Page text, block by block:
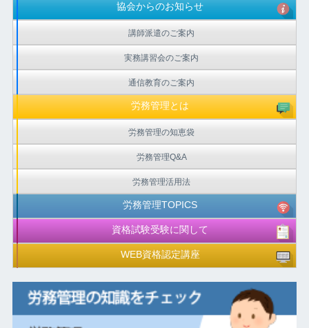
協会からのお知らせ
講師派遣のご案内
実務講習会のご案内
通信教育のご案内
労務管理とは
労務管理の知恵袋
労務管理Q&A
労務管理活用法
労務管理TOPICS
資格試験受験に関して
WEB資格認定講座